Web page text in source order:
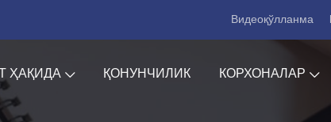
Видеоқўлланма
ҲАҚИДА ҚОНУНЧИЛИК КОРХОНАЛАР